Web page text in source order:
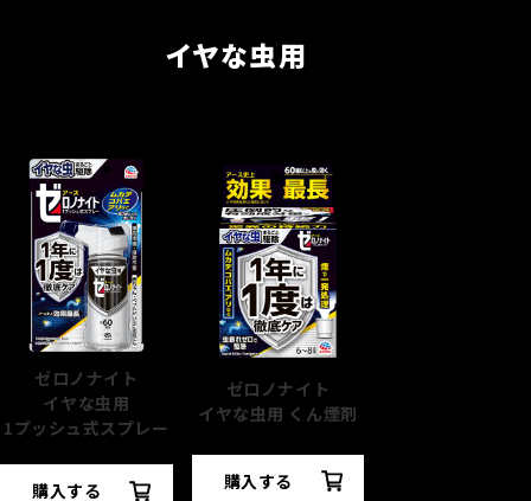
イヤな虫用
ゼロノナイト
イヤな虫用
1プッシュ式スプレー
購入する
ゼロノナイト
イヤな虫用 くん煙剤
購入する